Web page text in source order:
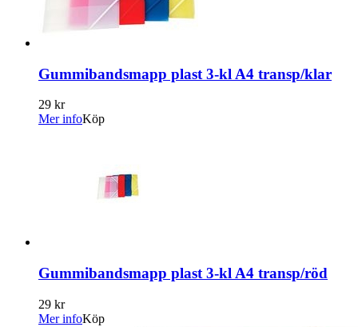
Gummibandsmapp plast 3-kl A4 transp/klar
29 kr
Mer infoKöp
Gummibandsmapp plast 3-kl A4 transp/röd
29 kr
Mer infoKöp